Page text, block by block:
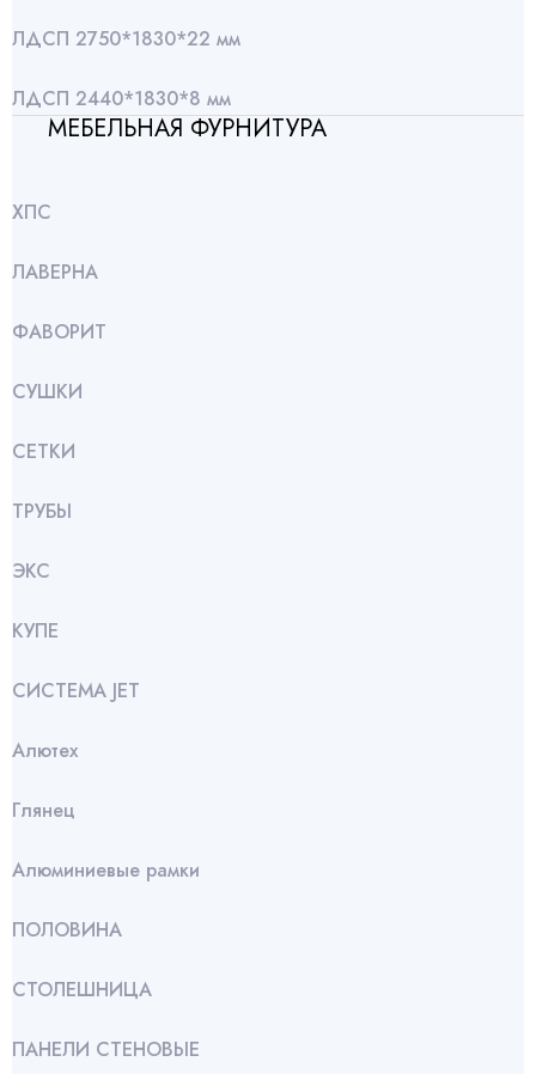
ЛДСП 2750*1830*22 мм
ЛДСП 2440*1830*8 мм
МЕБЕЛЬНАЯ ФУРНИТУРА
ХПС
ЛАВЕРНА
ФАВОРИТ
СУШКИ
СЕТКИ
ТРУБЫ
ЭКС
КУПЕ
СИСТЕМА JET
Алютех
Глянец
Алюминиевые рамки
ПОЛОВИНА
СТОЛЕШНИЦА
ПАНЕЛИ СТЕНОВЫЕ